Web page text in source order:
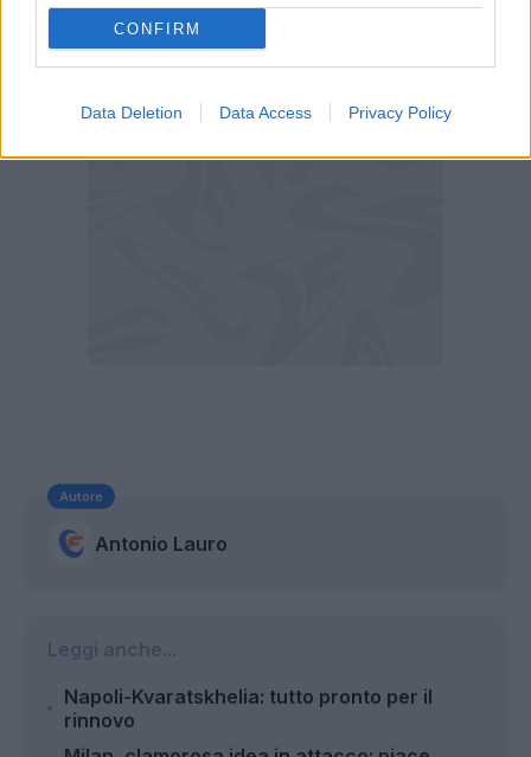
CONFIRM
Data Deletion Data Access Privacy Policy
e Samardzic dell'Udinese, due profili giovani ma
che oggi offrirebbero meno
Autore
Antonio Lauro
Napoli-Kvaratskhelia: tutto pronto per il
rinnovo